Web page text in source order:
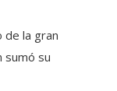
de la gran
sumó su